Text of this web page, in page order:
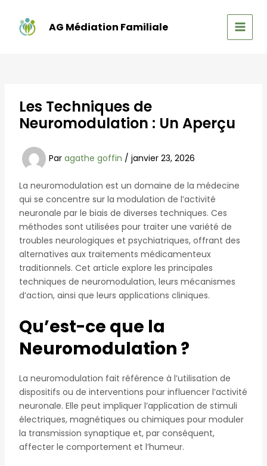
contenu
AG Médiation Familiale
MAIN
Les Techniques de
Neuromodulation : Un Aperçu
Par agathe goffin / janvier 23, 2026
La neuromodulation est un domaine de la médecine
qui se concentre sur la modulation de l’activité
neuronale par le biais de diverses techniques. Ces
méthodes sont utilisées pour traiter une variété de
troubles neurologiques et psychiatriques, offrant des
alternatives aux traitements médicamenteux
traditionnels. Cet article explore les principales
techniques de neuromodulation, leurs mécanismes
d’action, ainsi que leurs applications cliniques.
Qu’est-ce que la
Neuromodulation ?
La neuromodulation fait référence à l’utilisation de
dispositifs ou de interventions pour influencer l’activité
neuronale. Elle peut impliquer l’application de stimuli
électriques, magnétiques ou chimiques pour moduler
la transmission synaptique et, par conséquent,
affecter le comportement et l’humeur.